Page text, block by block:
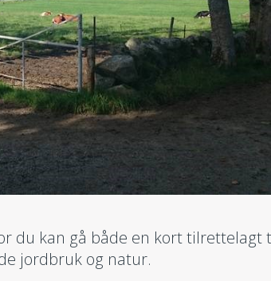
du kan gå både en kort tilrettelagt
jordbruk og natur.